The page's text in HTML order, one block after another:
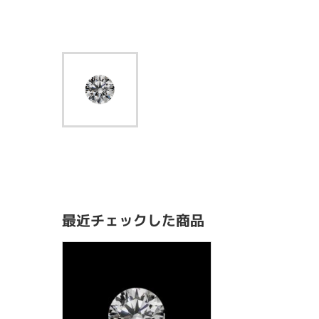
最近チェックした商品